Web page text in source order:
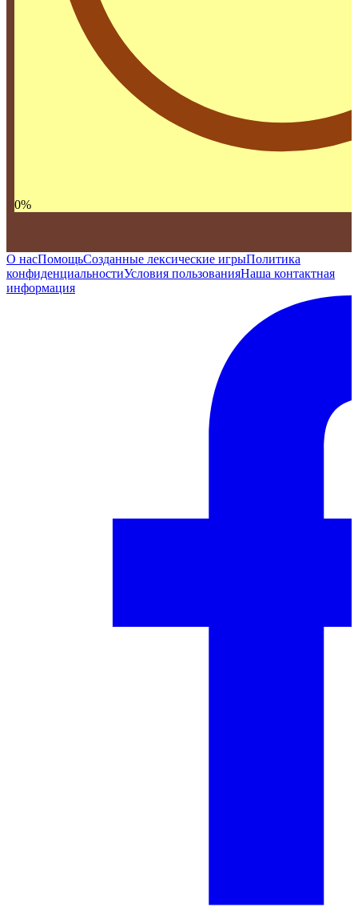
0%
О насПомощьСозданные лексические игрыПолитика
конфиденциальностиУсловия пользованияНаша контактная
информация